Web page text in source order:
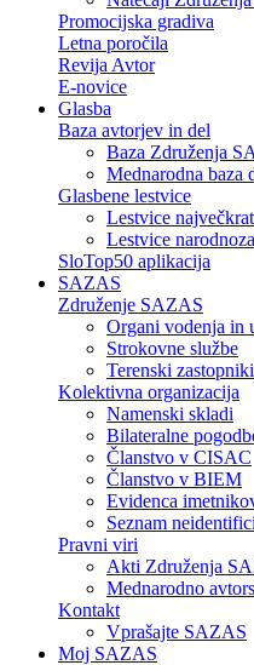
Promocijska gradiva
Letna poročila
Revija Avtor
E-novice
Glasba
Baza avtorjev in del
Baza Združenja
Mednarodna baza
Glasbene lestvice
Lestvice
Lestvice
SloTop50 aplikacija
SAZAS
Združenje SAZAS
Organi vodenja in
Strokovne službe
Terenski zastopniki
Kolektivna organizacija
Namenski skladi
Bilateralne
Članstvo v CISAC
Članstvo v BIEM
Evidenca
Seznam
Pravni viri
Akti Združenja
Mednarodno
Kontakt
Vprašajte SAZAS
Moj SAZAS